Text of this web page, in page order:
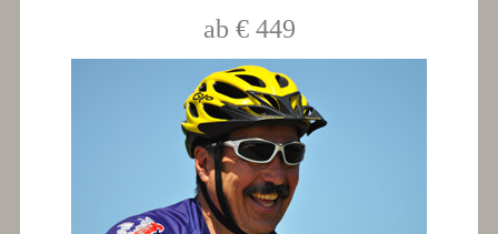
ab € 449